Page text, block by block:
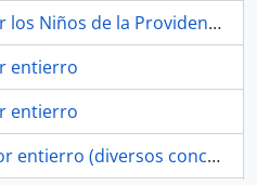
Niños de la Providencia
entierro
entierro
(diversos conceptos)